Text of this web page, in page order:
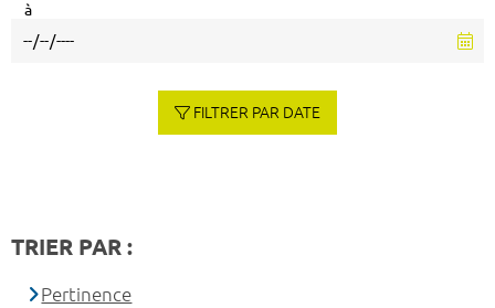
à
FILTRER PAR DATE
TRIER PAR :
Pertinence